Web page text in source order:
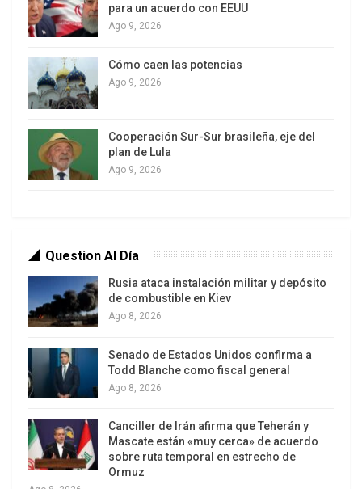
persisten las dudas sobre si Haití y otras naciones
—incluido Estados Unidos— están haciendo lo
suficiente para controlar la marea de armas.
acaban, literalmente, quedándose sin munición”,
dijo Bill O’Neill, experto independiente en derechos
rápida y segura de desmantelarlas”.
¿De dónde proceden las armas?
para un acuerdo con EEUU
Ago 9, 2026
Cómo caen las potencias
Ago 9, 2026
Cooperación Sur-Sur brasileña, eje del
plan de Lula
Ago 9, 2026
Question Al Día
Rusia ataca instalación militar y depósito
de combustible en Kiev
Ago 8, 2026
Senado de Estados Unidos confirma a
Todd Blanche como fiscal general
Ago 8, 2026
Canciller de Irán afirma que Teherán y
Mascate están «muy cerca» de acuerdo
sobre ruta temporal en estrecho de
Ormuz